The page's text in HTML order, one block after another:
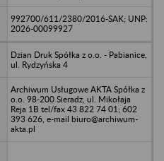
992700/611/2380/2016-SAK; UNP:
2026-00099927
Dzian Druk Spółka z o.o. - Pabianice,
ul. Rydzyńska 4
Archiwum Usługowe AKTA Spółka z
o.o. 98-200 Sieradz, ul. Mikołaja
Reja 1B tel/fax 43 822 74 01; 602
393 626, e-mail biuro@archiwum-
akta.pl